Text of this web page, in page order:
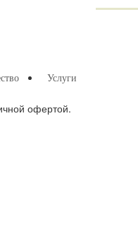
Услуги
офертой.